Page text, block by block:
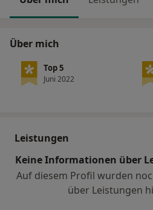
Über mich
Top 5
Juni 2022
Leistungen
Keine Informationen über
Auf diesem Profil wurden
über Leistungen